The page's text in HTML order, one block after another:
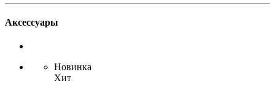
Аксессуары
Новинка
Хит